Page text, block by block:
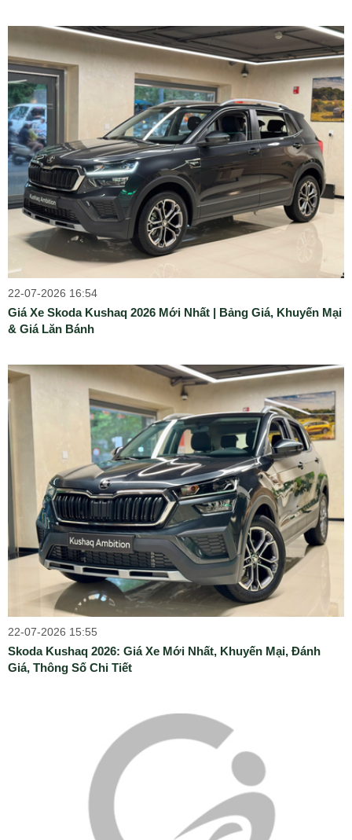
22-07-2026 16:54
Giá Xe Skoda Kushaq 2026 Mới Nhất | Bảng Giá, Khuyến Mại
& Giá Lăn Bánh
22-07-2026 15:55
Skoda Kushaq 2026: Giá Xe Mới Nhất, Khuyến Mại, Đánh
Giá, Thông Số Chi Tiết